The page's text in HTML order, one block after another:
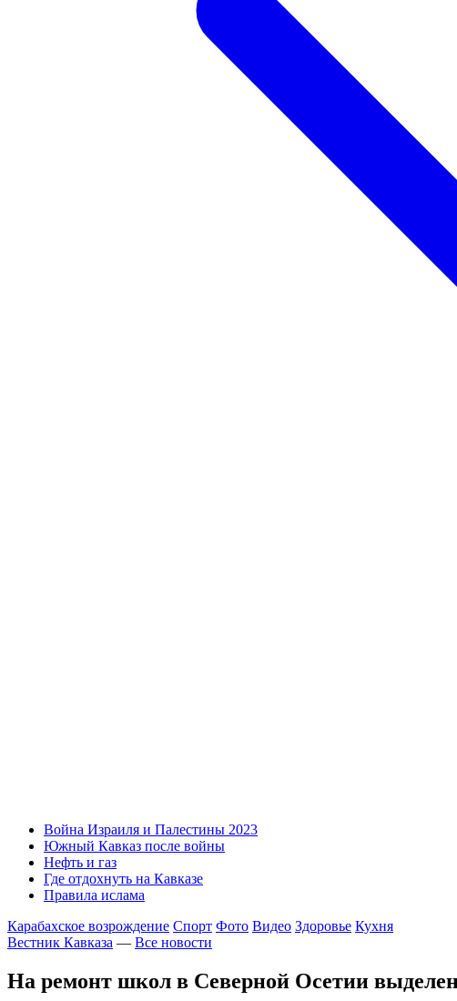
Война Израиля и Палестины 2023
Южный Кавказ после войны
Нефть и газ
Где отдохнуть на Кавказе
Правила ислама
Карабахское возрождение Спорт Фото Видео Здоровье Кухня
Вестник Кавказа — Все новости
На ремонт школ в Северной Осетии